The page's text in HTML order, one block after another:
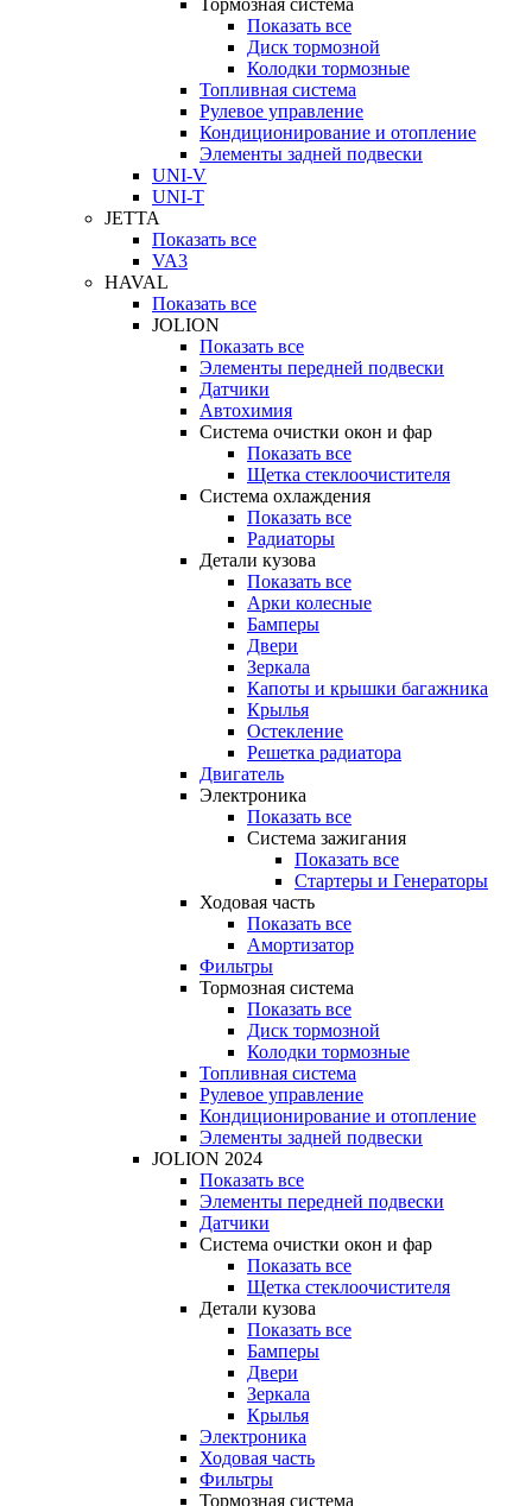
Показать все
Диск тормозной
Колодки тормозные
Топливная система
Рулевое управление
Кондиционирование и отопление
Элементы задней подвески
UNI-V
UNI-T
JETTA
Показать все
VA3
HAVAL
Показать все
JOLION
Показать все
Элементы передней подвески
Датчики
Автохимия
Система очистки окон и фар
Показать все
Щетка стеклоочистителя
Система охлаждения
Показать все
Радиаторы
Детали кузова
Показать все
Арки колесные
Бамперы
Двери
Зеркала
Капоты и крышки багажника
Крылья
Остекление
Решетка радиатора
Двигатель
Электроника
Показать все
Система зажигания
Показать все
Стартеры и Генераторы
Ходовая часть
Показать все
Амортизатор
Фильтры
Тормозная система
Показать все
Диск тормозной
Колодки тормозные
Топливная система
Рулевое управление
Кондиционирование и отопление
Элементы задней подвески
JOLION 2024
Показать все
Элементы передней подвески
Датчики
Система очистки окон и фар
Показать все
Щетка стеклоочистителя
Детали кузова
Показать все
Бамперы
Двери
Зеркала
Крылья
Электроника
Ходовая часть
Фильтры
Тормозная система